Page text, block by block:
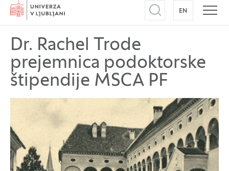
Domov
Odpri iskalnik
EN NA
Dr. Rachel Trode
prejemnica podoktorske
štipendije MSCA PF